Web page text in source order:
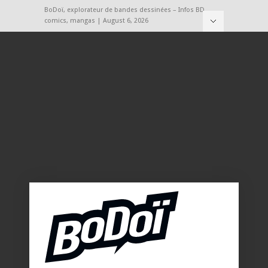
BoDoï, explorateur de bandes dessinées – Infos BD,
comics, mangas | August 6, 2026